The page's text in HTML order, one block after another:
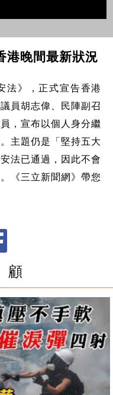
港晚間最新狀況
法》，正式宣告香港
員胡志偉、民陣副召
，宣布以個人身分繼
主題仍是「堅持五大
法已通過，因此不會
《三立新聞網》帶您
顧